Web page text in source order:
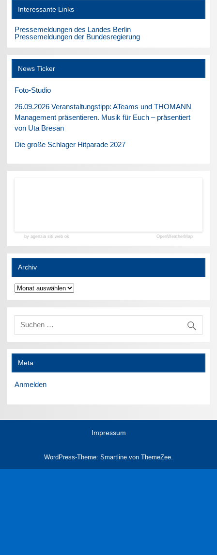
Interessante Links
Pressemeldungen des Landes Berlin
Pressemeldungen der Bundesregierung
News Ticker
Foto-Studio
26.09.2026 Veranstaltungstipp: ATeams und THOMANN
Management präsentieren. Musik für Euch – präsentiert
von Uta Bresan
Die große Schlager Hitparade 2027
by agenzia siti web ok OpenWeatherMap
Archiv
Archiv
Meta
Anmelden
Impressum
WordPress-Theme: Smartline von ThemeZee.